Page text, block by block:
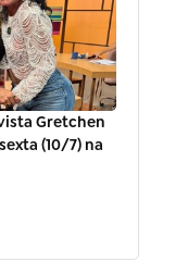
Gretchen
(10/7) na